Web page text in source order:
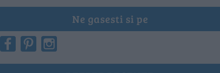
Ne gasesti si pe